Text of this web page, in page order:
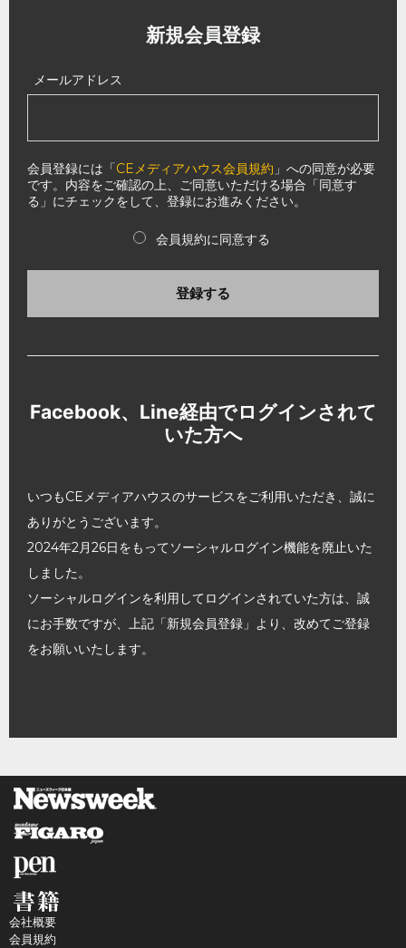
新規会員登録
メールアドレス
会員登録には「CEメディアハウス会員規約 」への同意が必要
です。内容をご確認の上、ご同意いただける場合「同意す
る」にチェックをして、登録にお進みください。
会員規約に同意する
登録する
Facebook、Line経由でログインされて
いた方へ
いつもCEメディアハウスのサービスをご利用いただき、誠に
ありがとうございます。
2024年2月26日をもってソーシャルログイン機能を廃止いた
しました。
ソーシャルログインを利用してログインされていた方は、誠
にお手数ですが、上記「新規会員登録」より、改めてご登録
をお願いいたします。
会社概要
会員規約